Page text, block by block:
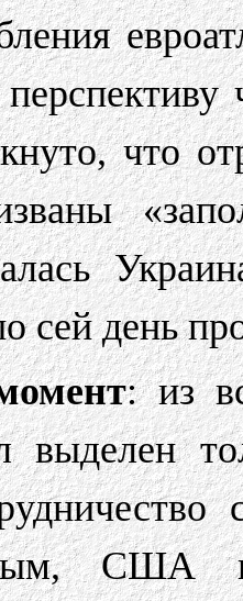
что
сей день
: из
выделен
США